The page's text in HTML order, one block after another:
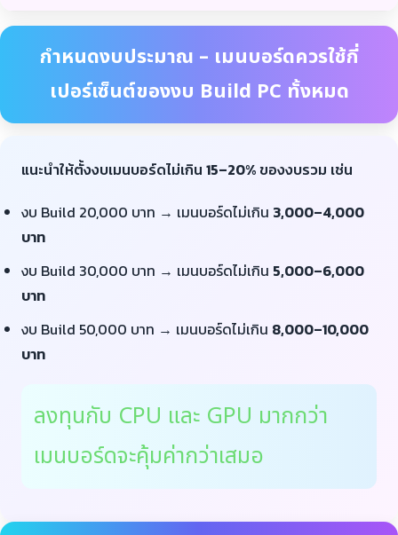
กำหนดงบประมาณ – เมนบอร์ดควรใช้กี่
เปอร์เซ็นต์ของงบ Build PC ทั้งหมด
แนะนำให้ตั้งงบเมนบอร์ดไม่เกิน 15–20%ของงบรวม เช่น
งบ Build 20,000 บาท → เมนบอร์ดไม่เกิน 3,000–4,000
บาท
งบ Build 30,000 บาท → เมนบอร์ดไม่เกิน 5,000–6,000
บาท
งบ Build 50,000 บาท → เมนบอร์ดไม่เกิน 8,000–10,000
บาท
ลงทุนกับ CPU และ GPU มากกว่า
เมนบอร์ดจะคุ้มค่ากว่าเสมอ